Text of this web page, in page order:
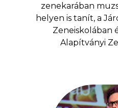
zenekarában
helyen is tanít, a
Zeneiskolában
Alapítványi